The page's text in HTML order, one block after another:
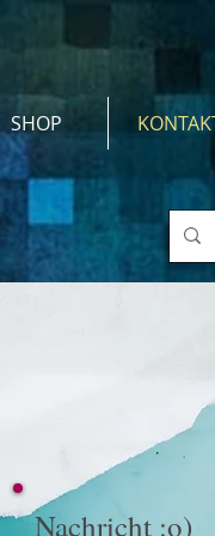
SHOP
Nachricht :o)